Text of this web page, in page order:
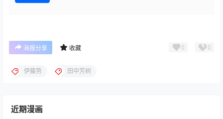
海报分享 收藏 0 0
伊藤势 田中芳树
近期漫画